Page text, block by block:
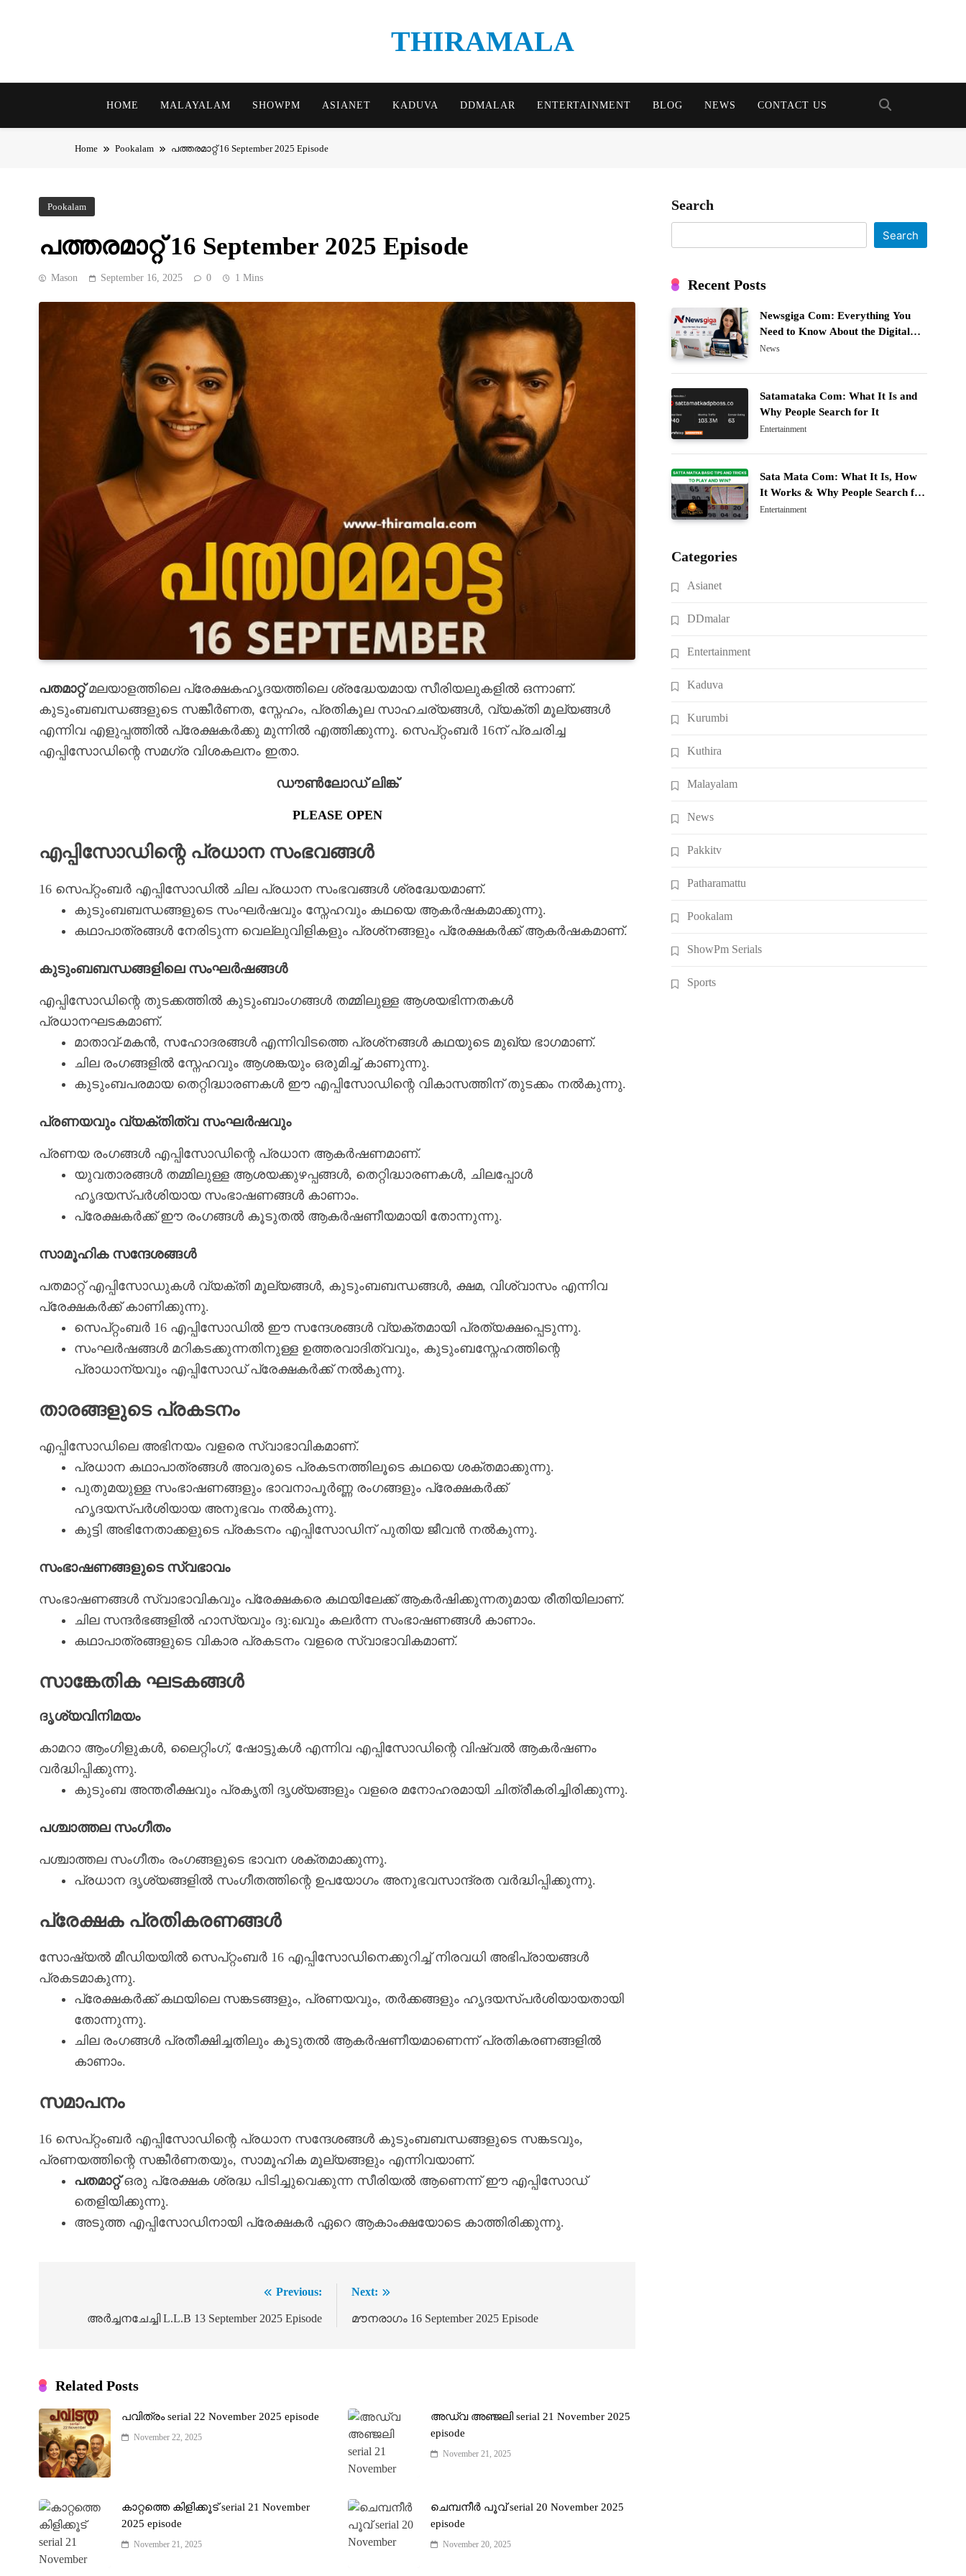
THIRAMALA
HOME MALAYALAM SHOWPM ASIANET KADUVA DDMALAR ENTERTAINMENT BLOG NEWS CONTACT US
Home Pookalam പത്തരമാറ്റ് 16 September 2025 Episode
Pookalam
പത്തരമാറ്റ് 16 September 2025 Episode
Mason September 16, 2025 0 1 Mins
പതമാറ്റ്മലയാളത്തിലെ പ്രേക്ഷകഹൃദയത്തിലെ ശ്രദ്ധേയമായ സീരിയലുകളിൽ ഒന്നാണ്.
കുടുംബബന്ധങ്ങളുടെ സങ്കീർണത, സ്നേഹം, പ്രതികൂല സാഹചര്യങ്ങൾ, വ്യക്തി മൂല്യങ്ങൾ
എന്നിവ എളുപ്പത്തിൽ പ്രേക്ഷകർക്കു മുന്നിൽ എത്തിക്കുന്നു. സെപ്റ്റംബർ 16ന് പ്രചരിച്ച
എപ്പിസോഡിന്റെ സമഗ്ര വിശകലനം ഇതാ.
ഡൗൺലോഡ് ലിങ്ക്
PLEASE OPEN
എപ്പിസോഡിന്റെ പ്രധാന സംഭവങ്ങൾ
16 സെപ്റ്റംബർ എപ്പിസോഡിൽ ചില പ്രധാന സംഭവങ്ങൾ ശ്രദ്ധേയമാണ്.
കുടുംബബന്ധങ്ങളുടെ സംഘർഷവും സ്നേഹവും കഥയെ ആകർഷകമാക്കുന്നു.
കഥാപാത്രങ്ങൾ നേരിടുന്ന വെല്ലുവിളികളും പ്രശ്‌നങ്ങളും പ്രേക്ഷകർക്ക് ആകർഷകമാണ്.
കുടുംബബന്ധങ്ങളിലെ സംഘർഷങ്ങൾ
എപ്പിസോഡിന്റെ തുടക്കത്തിൽ കുടുംബാംഗങ്ങൾ തമ്മിലുള്ള ആശയഭിന്നതകൾ
പ്രധാനഘടകമാണ്.
മാതാവ്-മകൻ, സഹോദരങ്ങൾ എന്നിവിടത്തെ പ്രശ്‌നങ്ങൾ കഥയുടെ മുഖ്യ ഭാഗമാണ്.
ചില രംഗങ്ങളിൽ സ്നേഹവും ആശങ്കയും ഒരുമിച്ച് കാണുന്നു.
കുടുംബപരമായ തെറ്റിദ്ധാരണകൾ ഈ എപ്പിസോഡിന്റെ വികാസത്തിന് തുടക്കം നൽകുന്നു.
പ്രണയവും വ്യക്തിത്വ സംഘർഷവും
പ്രണയ രംഗങ്ങൾ എപ്പിസോഡിന്റെ പ്രധാന ആകർഷണമാണ്.
യുവതാരങ്ങൾ തമ്മിലുള്ള ആശയക്കുഴപ്പങ്ങൾ, തെറ്റിദ്ധാരണകൾ, ചിലപ്പോൾ
ഹൃദയസ്പർശിയായ സംഭാഷണങ്ങൾ കാണാം.
പ്രേക്ഷകർക്ക് ഈ രംഗങ്ങൾ കൂടുതൽ ആകർഷണീയമായി തോന്നുന്നു.
സാമൂഹിക സന്ദേശങ്ങൾ
പതമാറ്റ് എപ്പിസോഡുകൾ വ്യക്തി മൂല്യങ്ങൾ, കുടുംബബന്ധങ്ങൾ, ക്ഷമ, വിശ്വാസം എന്നിവ
പ്രേക്ഷകർക്ക് കാണിക്കുന്നു.
സെപ്റ്റംബർ 16 എപ്പിസോഡിൽ ഈ സന്ദേശങ്ങൾ വ്യക്തമായി പ്രത്യക്ഷപ്പെടുന്നു.
സംഘർഷങ്ങൾ മറികടക്കുന്നതിനുള്ള ഉത്തരവാദിത്വവും, കുടുംബസ്നേഹത്തിന്റെ
പ്രാധാന്യവും എപ്പിസോഡ് പ്രേക്ഷകർക്ക് നൽകുന്നു.
താരങ്ങളുടെ പ്രകടനം
എപ്പിസോഡിലെ അഭിനയം വളരെ സ്വാഭാവികമാണ്.
പ്രധാന കഥാപാത്രങ്ങൾ അവരുടെ പ്രകടനത്തിലൂടെ കഥയെ ശക്തമാക്കുന്നു.
പുതുമയുള്ള സംഭാഷണങ്ങളും ഭാവനാപൂർണ്ണ രംഗങ്ങളും പ്രേക്ഷകർക്ക്
ഹൃദയസ്പർശിയായ അനുഭവം നൽകുന്നു.
കുട്ടി അഭിനേതാക്കളുടെ പ്രകടനം എപ്പിസോഡിന് പുതിയ ജീവൻ നൽകുന്നു.
സംഭാഷണങ്ങളുടെ സ്വഭാവം
സംഭാഷണങ്ങൾ സ്വാഭാവികവും പ്രേക്ഷകരെ കഥയിലേക്ക് ആകർഷിക്കുന്നതുമായ രീതിയിലാണ്.
ചില സന്ദർഭങ്ങളിൽ ഹാസ്യവും ദു:ഖവും കലർന്ന സംഭാഷണങ്ങൾ കാണാം.
കഥാപാത്രങ്ങളുടെ വികാര പ്രകടനം വളരെ സ്വാഭാവികമാണ്.
സാങ്കേതിക ഘടകങ്ങൾ
ദൃശ്യവിനിമയം
കാമറാ ആംഗിളുകൾ, ലൈറ്റിംഗ്, ഷോട്ടുകൾ എന്നിവ എപ്പിസോഡിന്റെ വിഷ്വൽ ആകര്‍ഷണം
വർദ്ധിപ്പിക്കുന്നു.
കുടുംബ അന്തരീക്ഷവും പ്രകൃതി ദൃശ്യങ്ങളും വളരെ മനോഹരമായി ചിത്രീകരിച്ചിരിക്കുന്നു.
പശ്ചാത്തല സംഗീതം
പശ്ചാത്തല സംഗീതം രംഗങ്ങളുടെ ഭാവന ശക്തമാക്കുന്നു.
പ്രധാന ദൃശ്യങ്ങളിൽ സംഗീതത്തിന്റെ ഉപയോഗം അനുഭവസാന്ദ്രത വർദ്ധിപ്പിക്കുന്നു.
പ്രേക്ഷക പ്രതികരണങ്ങൾ
സോഷ്യൽ മീഡിയയിൽ സെപ്റ്റംബർ 16 എപ്പിസോഡിനെക്കുറിച്ച് നിരവധി അഭിപ്രായങ്ങൾ
പ്രകടമാകുന്നു.
പ്രേക്ഷകർക്ക് കഥയിലെ സങ്കടങ്ങളും, പ്രണയവും, തർക്കങ്ങളും ഹൃദയസ്പർശിയായതായി
തോന്നുന്നു.
ചില രംഗങ്ങൾ പ്രതീക്ഷിച്ചതിലും കൂടുതൽ ആകർഷണീയമാണെന്ന് പ്രതികരണങ്ങളിൽ
കാണാം.
സമാപനം
16 സെപ്റ്റംബർ എപ്പിസോഡിന്റെ പ്രധാന സന്ദേശങ്ങൾ കുടുംബബന്ധങ്ങളുടെ സങ്കടവും,
പ്രണയത്തിന്റെ സങ്കീര്‍ണതയും, സാമൂഹിക മൂല്യങ്ങളും എന്നിവയാണ്.
പതമാറ്റ്ഒരു പ്രേക്ഷക ശ്രദ്ധ പിടിച്ചുവെക്കുന്ന സീരിയൽ ആണെന്ന് ഈ എപ്പിസോഡ്
തെളിയിക്കുന്നു.
അടുത്ത എപ്പിസോഡിനായി പ്രേക്ഷകർ ഏറെ ആകാംക്ഷയോടെ കാത്തിരിക്കുന്നു.
navigation
Previous:
അർച്ചനചേച്ചി L.L.B 13 September 2025 Episode
Next:
മൗനരാഗം 16 September 2025 Episode
Related Posts
പവിത്രം serial 22 November 2025 episode
November 22, 2025
അഡ്വ അഞ്ജലി serial 21 November 2025
episode
November 21, 2025
കാറ്റത്തെ കിളിക്കൂട് serial 21 November
2025 episode
November 21, 2025
ചെമ്പനീർ പൂവ് serial 20 November 2025
episode
November 20, 2025
Search
Search
Recent Posts
Newsgiga Com: Everything You
Need to Know About the Digital
News Platform
News
Satamataka Com: What It Is and
Why People Search for It
Entertainment
Sata Mata Com: What It Is, How
It Works & Why People Search for
It
Entertainment
Categories
Asianet
DDmalar
Entertainment
Kaduva
Kurumbi
Kuthira
Malayalam
News
Pakkitv
Patharamattu
Pookalam
ShowPm Serials
Sports